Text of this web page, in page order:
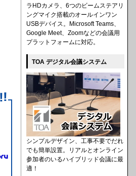
ラHDカメラ、6つのビームステアリ
ングマイク搭載のオールインワン
USBデバイス。Microsoft Teams、
Google Meet、Zoomなどの会議用
プラットフォームに対応。
TOA デジタル会議システム
シンプルデザイン、工事不要でだれ
でも簡単設置。リアルとオンライン
参加者のいるハイブリッド会議に最
適！